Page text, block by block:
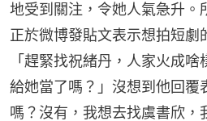
地受到關注，令她人氣急升。
正於微博發貼文表示想拍短劇
「趕緊找祝緒丹，人家火成
給她當了嗎？」沒想到他回覆
嗎？沒有，我想去找虞書欣，